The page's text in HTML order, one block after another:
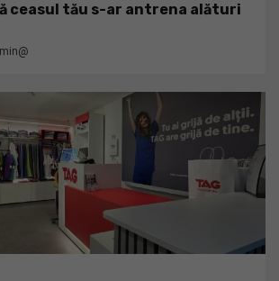
ceasul tău s-ar antrena alături